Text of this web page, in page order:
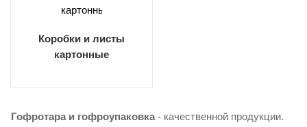
Коробки и листы
картонные
Гофротара и гофроупаковка - качественной продукции.